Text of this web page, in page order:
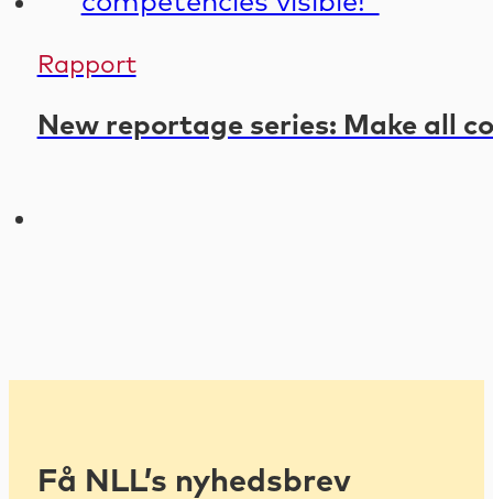
Rapport
New reportage series: Make all
Få NLL’s nyhedsbrev